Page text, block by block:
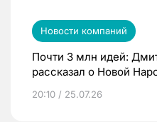
Новости компаний
Почти 3 млн идей:
рассказал о Новой
20:10 / 25.07.26